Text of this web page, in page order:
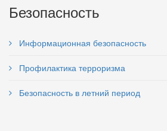
Безопасность
Информационная безопасность
Профилактика терроризма
Безопасность в летний период